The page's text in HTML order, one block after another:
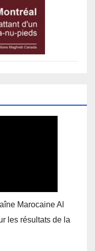
Marocaine Al
les résultats de la